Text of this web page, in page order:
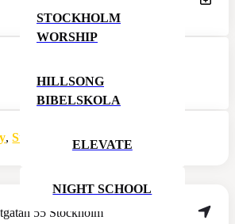
STOCKHOLM
WORSHIP
HILLSONG
BIBELSKOLA
ELEVATE
NIGHT SCHOOL
,Stockholm Norra
55 Stockholm